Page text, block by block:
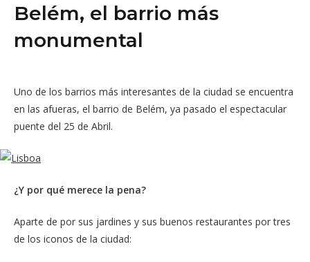
Belém, el barrio más
monumental
Uno de los barrios más interesantes de la ciudad se encuentra
en las afueras, el barrio de Belém, ya pasado el espectacular
puente del 25 de Abril.
¿Y por qué merece la pena?
Aparte de por sus jardines y sus buenos restaurantes por tres
de los iconos de la ciudad: